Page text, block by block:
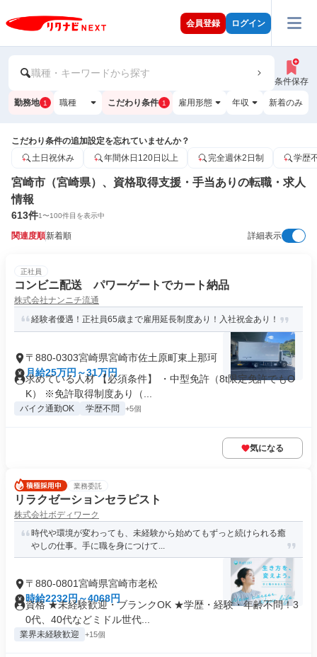
会員登録 ログイン
職種・キーワードから探す
条件保存
勤務地 1 職種 こだわり条件 1 雇用形態 年収 新着のみ
こだわり条件の追加設定を忘れていませんか？
土日祝休み
年間休日120日以上 完全週休2日制 学歴
宮崎市（宮崎県）、資格取得支援・手当ありの転職・求人
情報
613件1〜100件目を表示中
関連度順新着順 詳細表示
正社員
コンビニ配送 パワーゲートでカート納品
株式会社ナンニチ流通
経験者優遇！正社員65歳まで雇用延長制度あり！入社祝金あり！
〒880-0303宮崎県宮崎市佐土原町東上那珂
月給25万円～31万円
求めている人材 【必須条件】 ・中型免許（8t限定免許でもO
K） ※免許取得制度あり（...
バイク通勤OK 学歴不問 +5個
気になる
業務委託
リラクゼーションセラピスト
株式会社ボディワーク
時代や環境が変わっても、未経験から始めてもずっと続けられる癒
やしの仕事。手に職を身につけて...
〒880-0801宮崎県宮崎市老松
時給2232円～4068円
資格 ★未経験歓迎・ブランクOK ★学歴・経験・年齢不問！3
0代、40代などミドル世代...
業界未経験歓迎 +15個